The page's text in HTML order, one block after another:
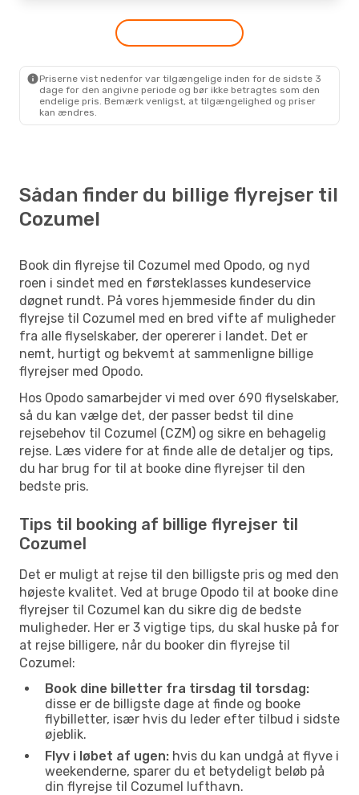
Priserne vist nedenfor var tilgængelige inden for de sidste 3
dage for den angivne periode og bør ikke betragtes som den
endelige pris. Bemærk venligst, at tilgængelighed og priser
kan ændres.
Sådan finder du billige flyrejser til
Cozumel
Book din flyrejse til Cozumel med Opodo, og nyd
roen i sindet med en førsteklasses kundeservice
døgnet rundt. På vores hjemmeside finder du din
flyrejse til Cozumel med en bred vifte af muligheder
fra alle flyselskaber, der opererer i landet. Det er
nemt, hurtigt og bekvemt at sammenligne billige
flyrejser med Opodo.
Hos Opodo samarbejder vi med over 690 flyselskaber,
så du kan vælge det, der passer bedst til dine
rejsebehov til Cozumel (CZM) og sikre en behagelig
rejse. Læs videre for at finde alle de detaljer og tips,
du har brug for til at booke dine flyrejser til den
bedste pris.
Tips til booking af billige flyrejser til
Cozumel
Det er muligt at rejse til den billigste pris og med den
højeste kvalitet. Ved at bruge Opodo til at booke dine
flyrejser til Cozumel kan du sikre dig de bedste
muligheder. Her er 3 vigtige tips, du skal huske på for
at rejse billigere, når du booker din flyrejse til
Cozumel:
Book dine billetter fra tirsdag til torsdag:
disse er de billigste dage at finde og booke
flybilletter, især hvis du leder efter tilbud i sidste
øjeblik.
Flyv i løbet af ugen: hvis du kan undgå at flyve i
weekenderne, sparer du et betydeligt beløb på
din flyrejse til Cozumel lufthavn.